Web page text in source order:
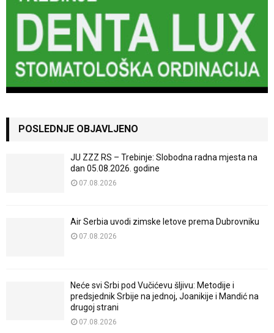
POSLEDNJE OBJAVLJENO
JU ZZZ RS – Trebinje: Slobodna radna mjesta na
dan 05.08.2026. godine
07.08.2026
Air Serbia uvodi zimske letove prema Dubrovniku
07.08.2026
Neće svi Srbi pod Vučićevu šljivu: Metodije i
predsjednik Srbije na jednoj, Joanikije i Mandić na
drugoj strani
07.08.2026